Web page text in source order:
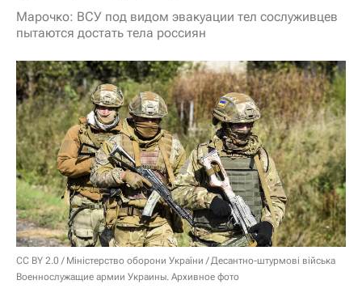
Марочко: ВСУ под видом эвакуации тел сослуживцев
пытаются достать тела россиян
CC BY 2.0 / Міністерство оборони України / Десантно-штурмові війська
Военнослужащие армии Украины. Архивное фото